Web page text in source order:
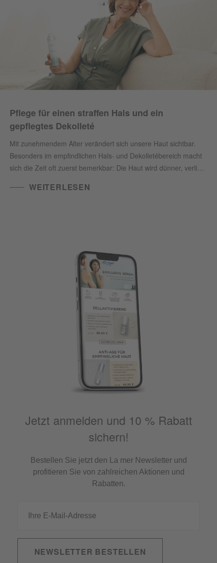
Pflege für einen straffen Hals und ein
gepflegtes Dekolleté
Mit zunehmendem Alter verändert sich unsere Haut sichtbar.
Besonders im empfindlichen Hals- und Dekolletébereich macht
sich die Zeit oft zuerst bemerkbar: Die Haut wird dünner, verliert
erschlaffte Partien, die umgangssprachlich gerne als
WEITERLESEN
Jetzt anmelden und 10 % Rabatt
sichern!
Bestellen Sie jetzt den La mer Newsletter und
profitieren Sie von zahlreichen Aktionen und
Rabatten.
NEWSLETTER BESTELLEN